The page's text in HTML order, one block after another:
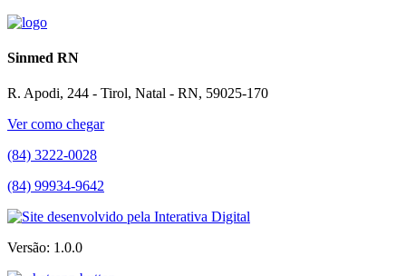
Sinmed RN
R. Apodi, 244 - Tirol, Natal - RN, 59025-170
Ver como chegar
(84) 3222-0028
(84) 99934-9642
Versão: 1.0.0